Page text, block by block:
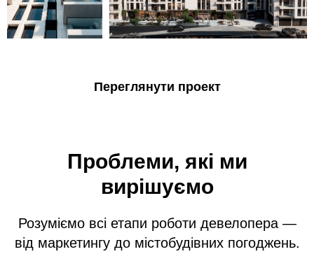
Переглянути проект
Проблеми, які ми
вирішуємо
Розуміємо всі етапи роботи девелопера —
від маркетингу до містобудівних погоджень.